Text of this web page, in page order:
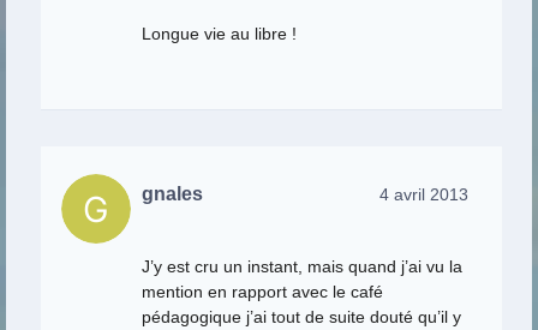
Longue vie au libre !
gnales 4 avril 2013
J’y est cru un instant, mais quand j’ai vu la
mention en rapport avec le café
pédagogique j’ai tout de suite douté qu’il y